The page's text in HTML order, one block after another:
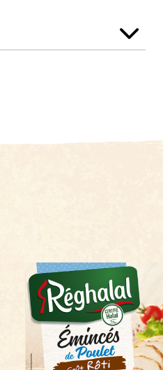
3.3 g